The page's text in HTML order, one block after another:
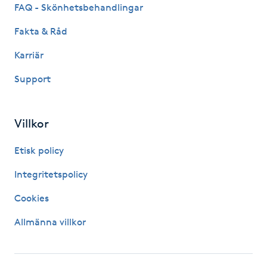
Hårborttagning
Hårförlängning
Hälsprickor
Idrottsmassage
IPL
FAQ - Skönhetsbehandlingar
Fakta & Råd
Karriär
Support
Villkor
Etisk policy
Integritetspolicy
Cookies
Allmänna villkor